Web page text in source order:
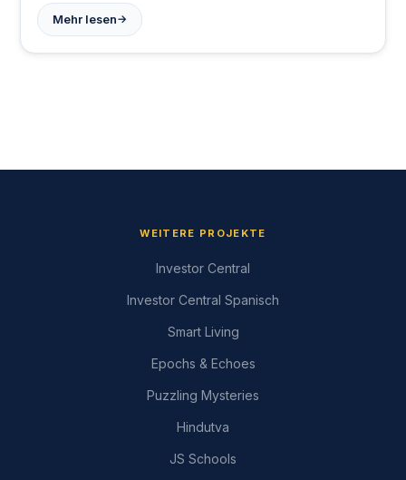
Mehr lesen→
WEITERE PROJEKTE
Investor Central
Investor Central Spanisch
Smart Living
Epochs & Echoes
Puzzling Mysteries
Hindutva
JS Schools